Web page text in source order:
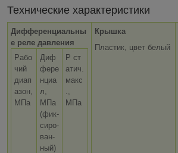
Технические характеристики
Дифференциальны
е реле давления
Рабо
чий
диап
азон,
МПа
Диф
фере
нциа
л,
МПа
(фик­
си­ро­
ван­
ный)
Р ст
атич.
макс
.,
МПа
Крышка
Пластик, цвет белый